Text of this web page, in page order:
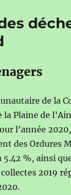
de la
la Plaine de
l’année
des Ordures
5.42 %, ainsi
2019